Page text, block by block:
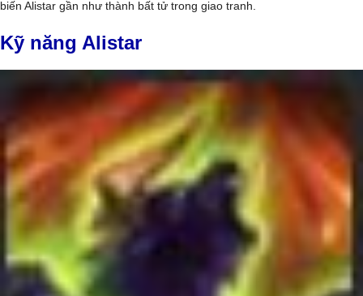
biến Alistar gần như thành bất tử trong giao tranh.
Kỹ năng Alistar